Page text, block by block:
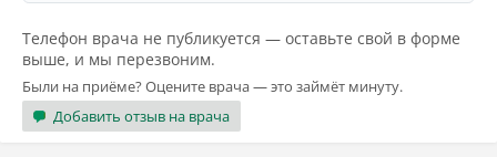
Телефон врача не публикуется — оставьте свой в форме
выше, и мы перезвоним.
Были на приёме? Оцените врача — это займёт минуту.
Добавить отзыв на врача